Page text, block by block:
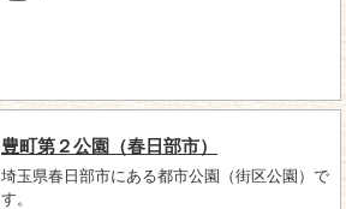
豊町第２公園（春日部市）
埼玉県春日部市にある都市公園（街区公園）で
す。